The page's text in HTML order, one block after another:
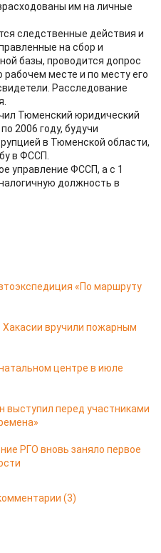
им на личные
следственные действия и
на сбор и
базы, проводится допрос
рабочем месте и по месту его
Расследование
Тюменский юридический
2006 году, будучи
в Тюменской области,
в ФССП.
управление ФССП, а с 1
должность в
«По маршруту
вручили пожарным
центре в июле
выступил перед участниками
РГО вновь заняло первое
(3)